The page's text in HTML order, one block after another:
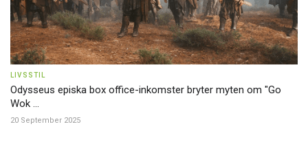
LIVSSTIL
Odysseus episka box office-inkomster bryter myten om "Go
Wok ...
20 September 2025